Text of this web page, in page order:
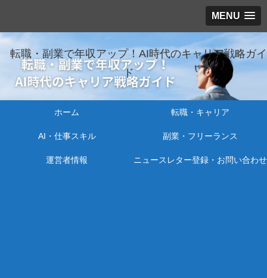
MENU
転職・副業で年収アップ！AI時代のキャリア戦略ガイ
ド
ホーム 転職・キャリア
AI・仕事スキル 副業・フリーランス
運営者情報 ニュースレター登録・お問い合わせ